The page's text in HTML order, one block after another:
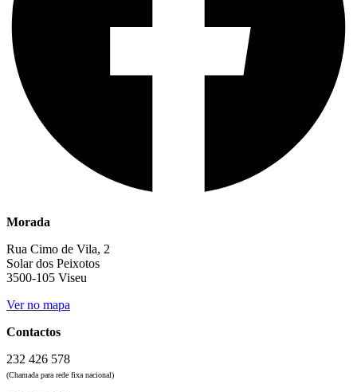
Morada
Rua Cimo de Vila, 2
Solar dos Peixotos
3500-105 Viseu
Ver no mapa
Contactos
232 426 578
(Chamada para rede fixa nacional)